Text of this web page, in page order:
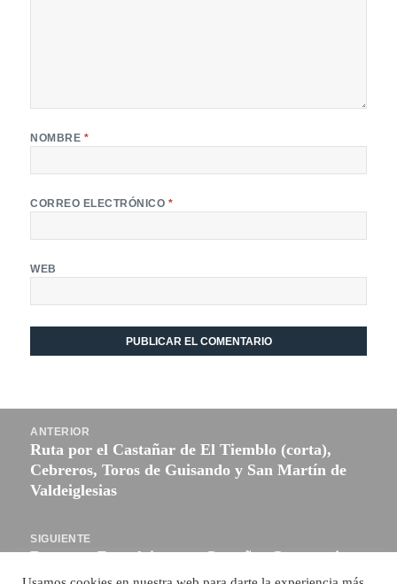
NOMBRE *
CORREO ELECTRÓNICO *
WEB
ANTERIOR
Entrada
anterior:
Ruta por el Castañar de El Tiemblo (corta),
Cebreros, Toros de Guisando y San Martín de
Valdeiglesias
SIGUIENTE
Entrada
siguiente:
Ruta por Zarzalejo y sus Castaños Centenarios